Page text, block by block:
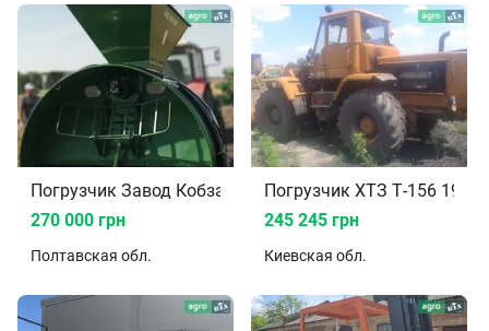
Погрузчик Завод Кобзаренка ЗПМ-180 2023
270 000 грн
Полтавская обл.
Погрузчик ХТЗ Т-156 1995
245 245 грн
Киевская обл.